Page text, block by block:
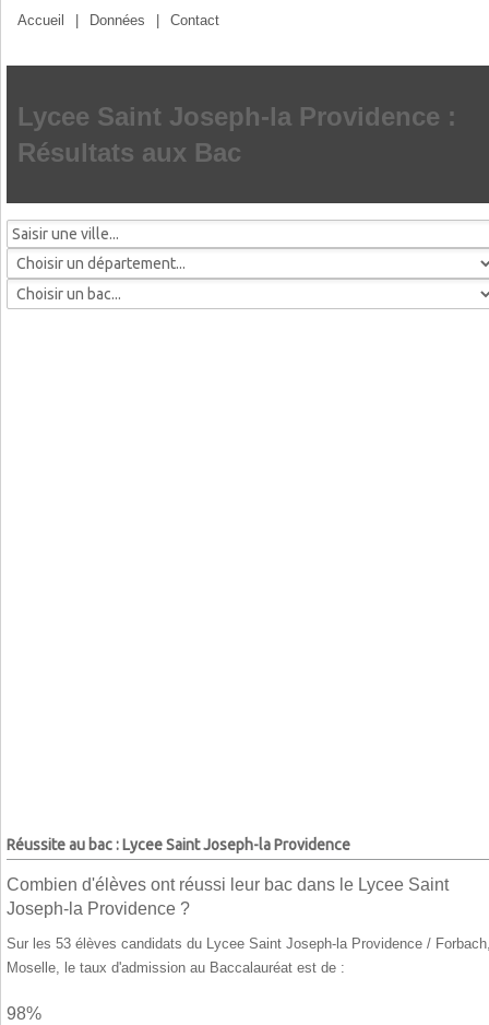
Accueil Données Contact
Lycee Saint Joseph-la Providence :
Résultats aux Bac
Réussite au bac : Lycee Saint Joseph-la Providence
Combien d'élèves ont réussi leur bac dans le Lycee Saint
Joseph-la Providence ?
Sur les 53 élèves candidats du Lycee Saint Joseph-la Providence /
Moselle, le taux d'admission au Baccalauréat est de :
98%